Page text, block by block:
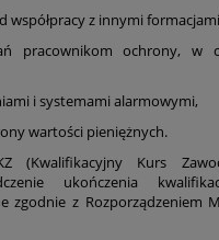
współpracy z innymi
pracownikom ochrony, w
i systemami alarmowymi,
wartości pieniężnych.
(Kwalifikacyjny Kurs
ukończenia
zgodnie z Rozporządzeniem